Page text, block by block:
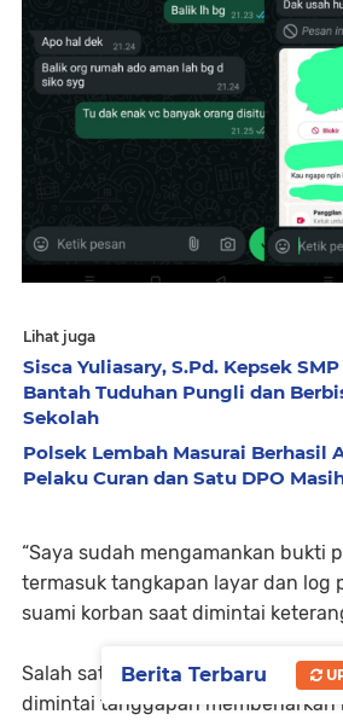
Lihat juga
Sisca Yuliasary, S.Pd. Kepsek
Bantah Tuduhan Pungli dan
Sekolah
Polsek Lembah Masurai Berhasil
Pelaku Curan dan Satu DPO
“Saya sudah mengamankan bukti
termasuk tangkapan layar dan log
suami korban saat dimintai
Salah satu anggota tim
dimintai tanggapan membenarkan
Berita Terbaru